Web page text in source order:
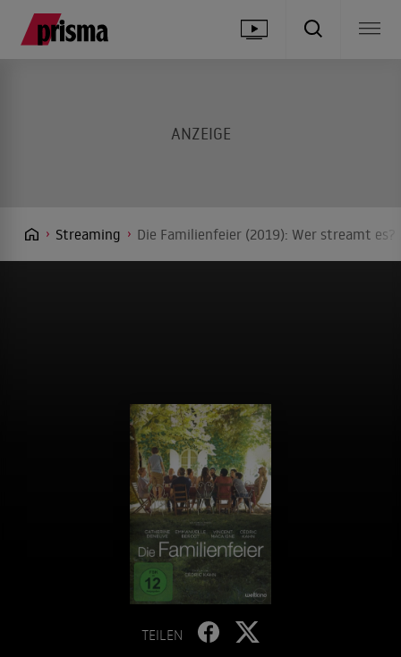
Streaming Die Familienfeier (2019): Wer streamt
TEILEN